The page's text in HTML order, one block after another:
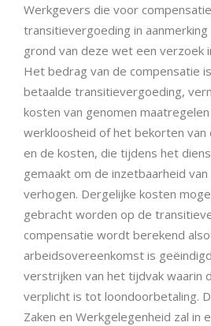
Werkgevers die voor
transitievergoeding in aanmerking
grond van deze wet een verzoek
Het bedrag van de compensatie
betaalde transitievergoeding,
kosten van genomen
werkloosheid of het bekorten van
en de kosten, die tijdens het
gemaakt om de inzetbaarheid
verhogen. Dergelijke kosten
gebracht worden op de
compensatie wordt berekend
arbeidsovereenkomst is
verstrijken van het tijdvak waarin
verplicht is tot loondoorbetaling.
Zaken en Werkgelegenheid zal in